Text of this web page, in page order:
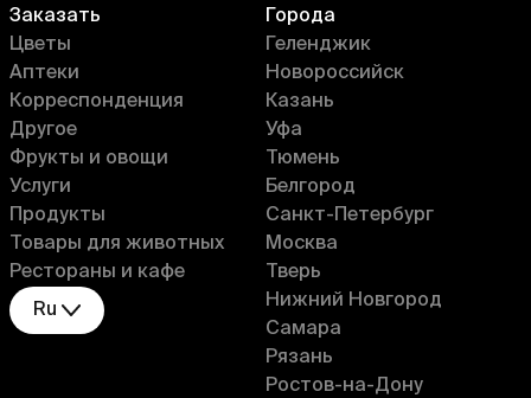
Заказать
Цветы
Аптеки
Корреспонденция
Другое
Фрукты и овощи
Услуги
Продукты
Товары для животных
Рестораны и кафе
Ru
Города
Геленджик
Новороссийск
Казань
Уфа
Тюмень
Белгород
Санкт-Петербург
Москва
Тверь
Нижний Новгород
Самара
Рязань
Ростов-на-Дону